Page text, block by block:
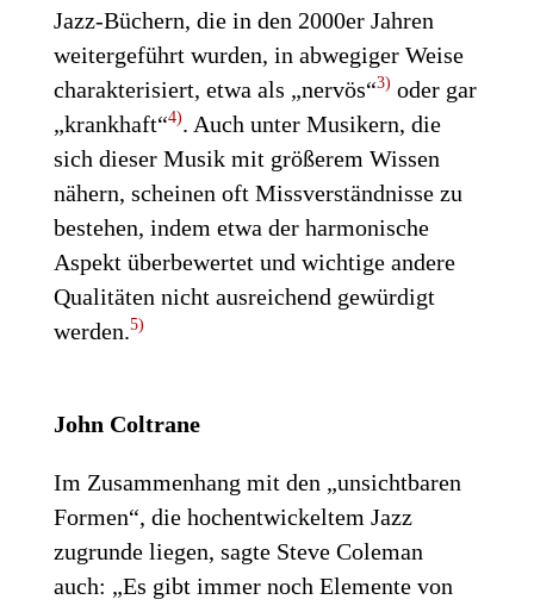
Jazz-Büchern, die in den 2000er Jahren
weitergeführt wurden, in abwegiger Weise
charakterisiert, etwa als „nervös“3) oder gar
„krankhaft“4). Auch unter Musikern, die
sich dieser Musik mit größerem Wissen
nähern, scheinen oft Missverständnisse zu
bestehen, indem etwa der harmonische
Aspekt überbewertet und wichtige andere
Qualitäten nicht ausreichend gewürdigt
werden.5)
John Coltrane
Im Zusammenhang mit den „unsichtbaren
Formen“, die hochentwickeltem Jazz
zugrunde liegen, sagte Steve Coleman
auch: „Es gibt immer noch Elemente von